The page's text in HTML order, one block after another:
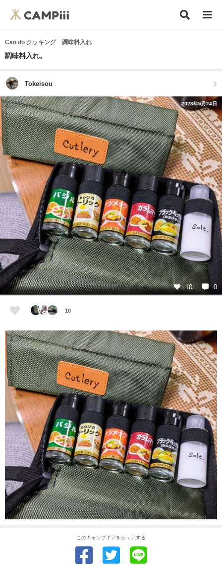
Can do クッキング 調味料入れ
調味料入れ。
Tokeisou
2023年5月24日
10 0
10
このキャンプギアをシェアする